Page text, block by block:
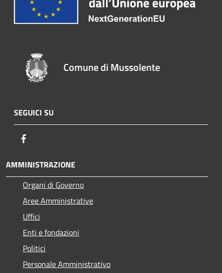
Comune di Mussolente
SEGUICI SU
AMMINISTRAZIONE
Organi di Governo
Aree Amministrative
Uffici
Enti e fondazioni
Politici
Personale Amministrativo